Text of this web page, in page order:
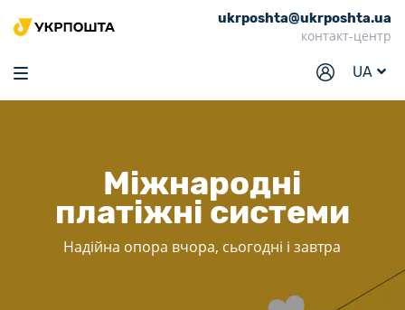
ukrposhta@ukrposhta.ua
контакт-центр
UA
Головна
Маркет
Аптека
Тарифи
Відділення
Міжнародні
платіжні системи
Надійна опора вчора, сьогодні і завтра